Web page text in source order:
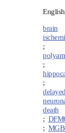
English
brain
;
;
;
delayed
death
;
;